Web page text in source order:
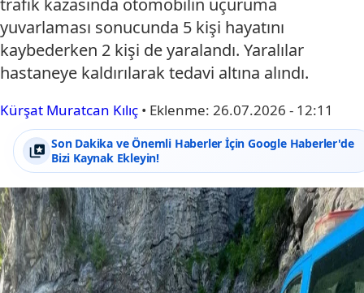
trafik kazasında otomobilin uçuruma
yuvarlaması sonucunda 5 kişi hayatını
kaybederken 2 kişi de yaralandı. Yaralılar
hastaneye kaldırılarak tedavi altına alındı.
Kürşat Muratcan Kılıç • Eklenme: 26.07.2026 - 12:11
Son Dakika ve Önemli Haberler İçin Google Haberler'de
Bizi Kaynak Ekleyin!